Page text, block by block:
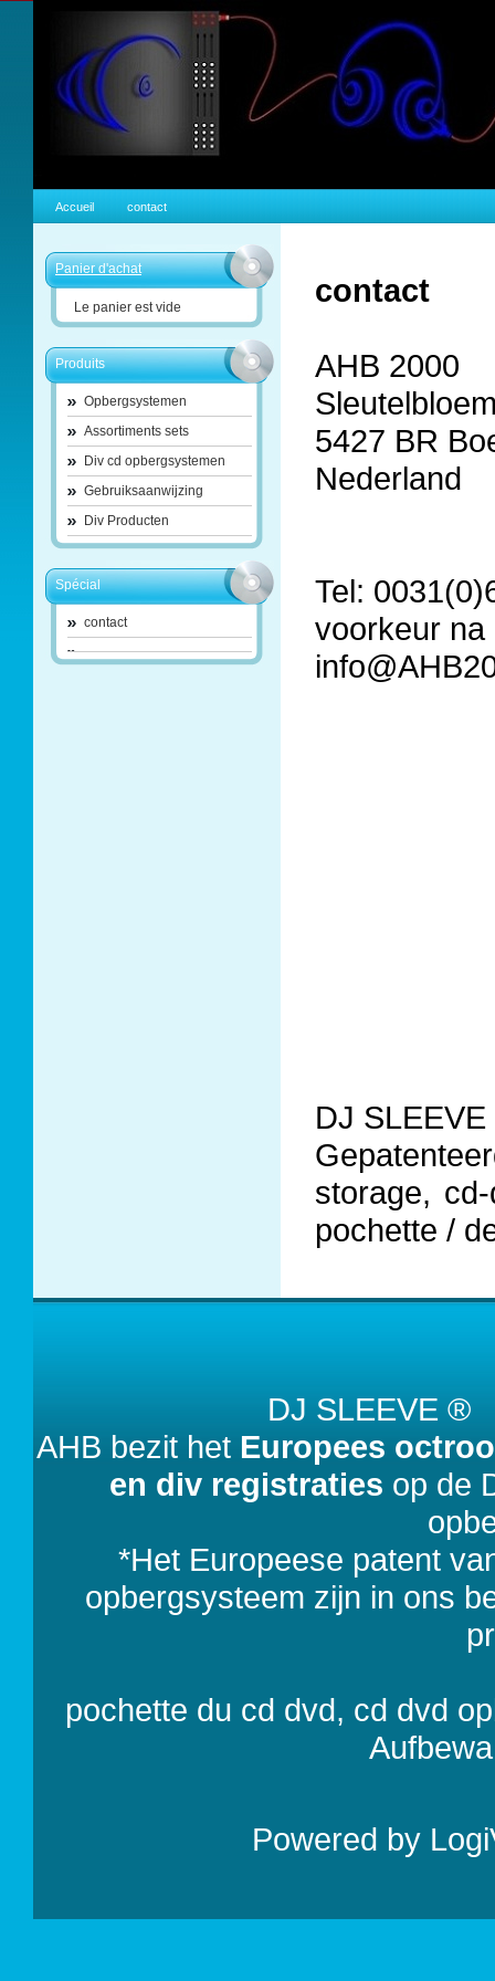
Accueil contact
Panier d'achat
Le panier est vide
Produits
Opbergsystemen
Assortiments sets
Div cd opbergsystemen
Gebruiksaanwijzing
Div Producten
Spécial
contact
contact
AHB 2000
5427 BR
Nederland
Tel:
voorkeur na
DJ
storage,
pochette /
DJ SLEEVE
AHB bezit het Europees
en div registraties op de
*Het Europeese patent
opbergsysteem zijn in ons
pochette du cd dvd, cd dvd
Powered by